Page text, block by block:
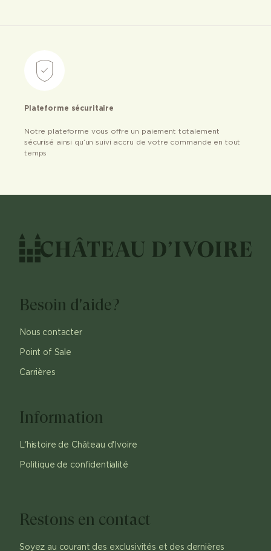
Plateforme sécuritaire
Notre plateforme vous offre un paiement totalement
sécurisé ainsi qu’un suivi accru de votre commande en tout
temps
Besoin d'aide?
Nous contacter
Point of Sale
Carrières
Information
L'histoire de Château d'Ivoire
Politique de confidentialité
Restons en contact
Soyez au courant des exclusivités et des dernières